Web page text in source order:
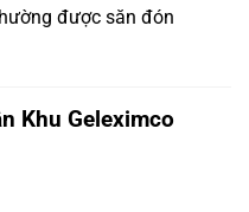
được săn đón
Khu Geleximco